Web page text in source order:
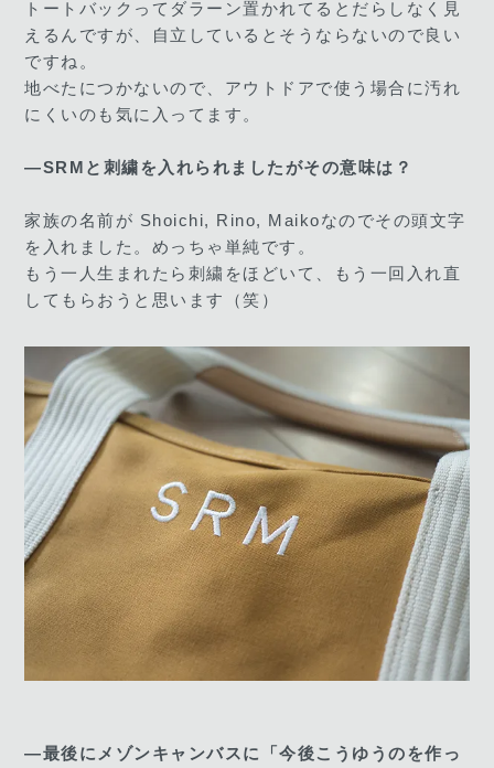
トートバックってダラーン置かれてるとだらしなく見
えるんですが、自立しているとそうならないので良い
ですね。
地べたにつかないので、アウトドアで使う場合に汚れ
にくいのも気に入ってます。
―SRMと刺繍を入れられましたがその意味は？
家族の名前が Shoichi, Rino, Maikoなのでその頭文字
を入れました。めっちゃ単純です。
もう一人生まれたら刺繍をほどいて、もう一回入れ直
してもらおうと思います（笑）
―最後にメゾンキャンバスに「今後こうゆうのを作っ